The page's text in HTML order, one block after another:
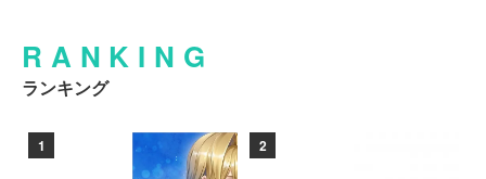
RANKING
ランキング
1 2